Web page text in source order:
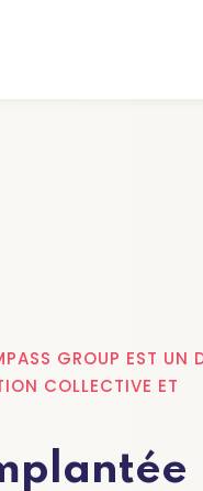
GROUP EST UN
COLLECTIVE ET